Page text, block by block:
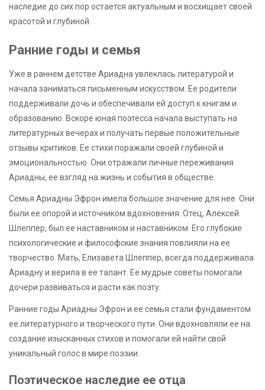
наследие до сих пор остается актуальным и восхищает своей
красотой и глубиной.
Ранние годы и семья
Уже в раннем детстве Ариадна увлеклась литературой и
начала заниматься письменным искусством. Ее родители
поддерживали дочь и обеспечивали ей доступ к книгам и
образованию. Вскоре юная поэтесса начала выступать на
литературных вечерах и получать первые положительные
отзывы критиков. Ее стихи поражали своей глубиной и
эмоциональностью. Они отражали личные переживания
Ариадны, ее взгляд на жизнь и события в обществе.
Семья Ариадны Эфрон имела большое значение для нее. Они
были ее опорой и источником вдохновения. Отец, Алексей
Шлеппер, был ее наставником и наставником. Его глубокие
психологические и философские знания повлияли на ее
творчество. Мать, Елизавета Шлеппер, всегда поддерживала
Ариадну и верила в ее талант. Ее мудрые советы помогали
дочери развиваться и расти как поэту.
Ранние годы Ариадны Эфрон и ее семья стали фундаментом
ее литературного и творческого пути. Они вдохновляли ее на
создание изысканных стихов и помогали ей найти свой
уникальный голос в мире поэзии.
Поэтическое наследие ее отца